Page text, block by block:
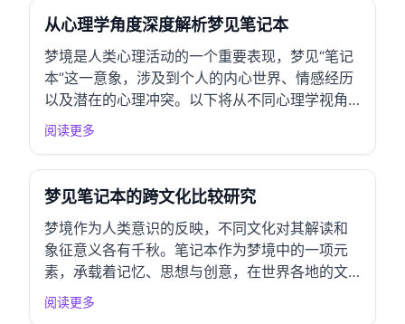
记本通常是吉兆，预示着智慧的积累和未来...
从心理学角度深度解析梦见笔记本
梦境是人类心理活动的一个重要表现，梦见“笔记
本”这一意象，涉及到个人的内心世界、情感经历
以及潜在的心理冲突。以下将从不同心理学视角
对梦见笔记本进行全面分析。 一、精神分析学派
境是潜意识欲望和压抑的反映。梦见笔记本可能
象征着个人希望记录生活中的重要事件或思...
阅读更多
梦见笔记本的跨文化比较研究
梦境作为人类意识的反映，不同文化对其解读和
象征意义各有千秋。笔记本作为梦境中的一项元
素，承载着记忆、思想与创意，在世界各地的文
化传统中，它的意义与解读也呈现出丰富的多样
阅读更多